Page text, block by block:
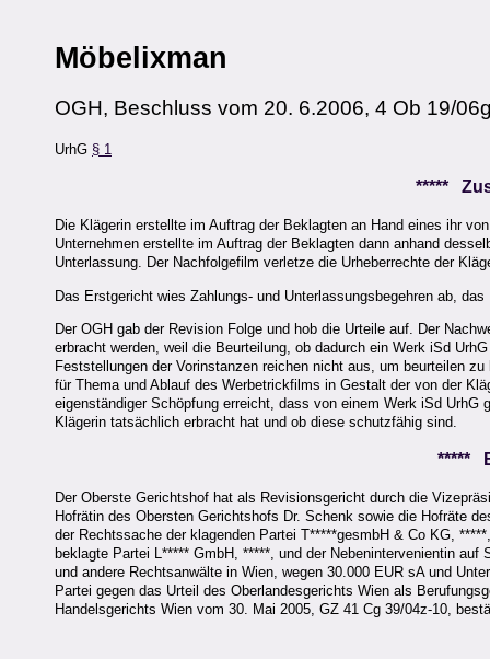
Möbelixman
OGH, Beschluss vom 20. 6.2006, 4 Ob 19/
UrhG § 1
*****
Die Klägerin erstellte im Auftrag der Beklagten an Hand eines ihr
Unternehmen erstellte im Auftrag der Beklagten dann anhand
Unterlassung. Der Nachfolgefilm verletze die Urheberrechte der
Das Erstgericht wies Zahlungs- und Unterlassungsbegehren ab,
Der OGH gab der Revision Folge und hob die Urteile auf. Der
erbracht werden, weil die Beurteilung, ob dadurch ein Werk iSd
Feststellungen der Vorinstanzen reichen nicht aus, um beurteilen
für Thema und Ablauf des Werbetrickfilms in Gestalt der von der
eigenständiger Schöpfung erreicht, dass von einem Werk iSd
Klägerin tatsächlich erbracht hat und ob diese schutzfähig sind.
*****
Der Oberste Gerichtshof hat als Revisionsgericht durch die
Hofrätin des Obersten Gerichtshofs Dr. Schenk sowie die Hofräte
der Rechtssache der klagenden Partei T*****gesmbH & Co KG,
beklagte Partei L***** GmbH, *****, und der Nebenintervenientin
und andere Rechtsanwälte in Wien, wegen 30.000 EUR sA und
Partei gegen das Urteil des Oberlandesgerichts Wien als
Handelsgerichts Wien vom 30. Mai 2005, GZ 41 Cg 39/04z-10,